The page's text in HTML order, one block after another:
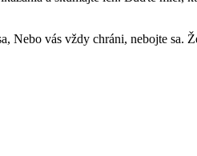
vás vždy chráni, nebojte sa.